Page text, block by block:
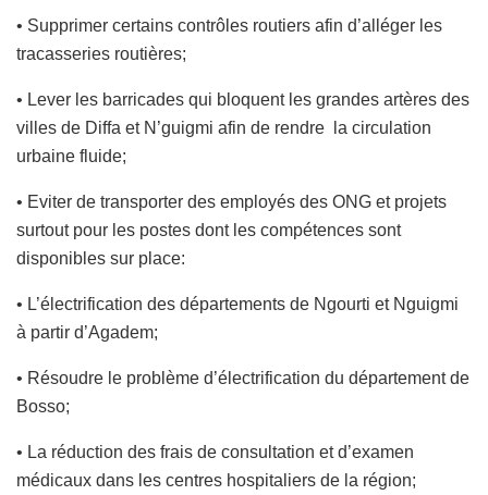
• Supprimer certains contrôles routiers afin d’alléger les
tracasseries routières;
• Lever les barricades qui bloquent les grandes artères des
villes de Diffa et N’guigmi afin de rendre la circulation
urbaine fluide;
• Eviter de transporter des employés des ONG et projets
surtout pour les postes dont les compétences sont
disponibles sur place:
• L’électrification des départements de Ngourti et Nguigmi
à partir d’Agadem;
• Résoudre le problème d’électrification du département de
Bosso;
• La réduction des frais de consultation et d’examen
médicaux dans les centres hospitaliers de la région;